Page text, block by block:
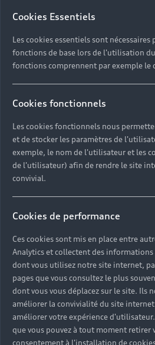
Cookies Essentiels
Les cookies essentiels sont
fonctions de base lors de l'utilisation
fonctions comprennent par exemple le
Cookies fonctionnels
Les cookies fonctionnels nous
et de stocker les paramètres de
exemple, le nom de l'utilisateur et les
de l'utilisateur) afin de rendre le site
convivial.
Cookies de performance
Ces cookies sont mis en place entre
Analytics et collectent des informations
dont vous utilisez notre site internet,
pages que vous consultez le plus
dont vous vous déplacez sur le site. Ils
améliorer la convivialité du site internet
améliorer votre expérience
que vous pouvez à tout moment retirer
consentement à l'installation de